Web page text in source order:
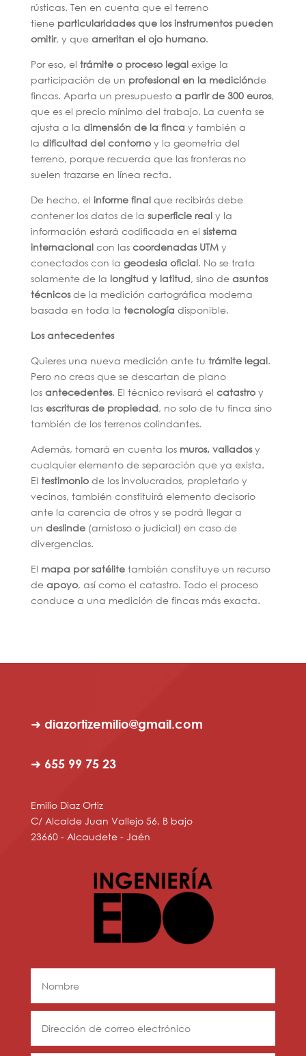
rústicas. Ten en cuenta que el terreno
tiene particularidades que los instrumentos pueden
omitir, y que ameritan el ojo humano.
Por eso, el trámite o proceso legalexige la
participación de un profesional en la mediciónde
fincas. Aparta un presupuesto a partir de 300 euros,
que es el precio mínimo del trabajo. La cuenta se
ajusta a la dimensión de la finca y también a
la dificultad del contornoy la geometría del
terreno, porque recuerda que las fronteras no
suelen trazarse en línea recta.
De hecho, el informe finalque recibirás debe
contener los datos de la superficie realy la
información estará codificada en el sistema
internacionalcon las coordenadas UTMy
conectados con la geodesia oficial. No se trata
solamente de la longitud y latitud, sino de asuntos
técnicosde la medición cartográfica moderna
basada en toda la tecnología disponible.
Los antecedentes
Quieres una nueva medición ante tu trámite legal.
Pero no creas que se descartan de plano
los antecedentes. El técnico revisará el catastro y
las escrituras de propiedad, no solo de tu finca sino
también de los terrenos colindantes.
Además, tomará en cuenta los muros, valladosy
cualquier elemento de separación que ya exista.
El testimoniode los involucrados, propietario y
vecinos, también constituirá elemento decisorio
ante la carencia de otros y se podrá llegar a
un deslinde(amistoso o judicial) en caso de
divergencias.
El mapa por satélitetambién constituye un recurso
de apoyo, así como el catastro. Todo el proceso
conduce a una medición de fincas más exacta.
➜ diazortizemilio@gmail.com
➜ 655 99 75 23
Emilio Diaz Ortiz
C/ Alcalde Juan Vallejo 56, B bajo
23660 - Alcaudete - Jaén